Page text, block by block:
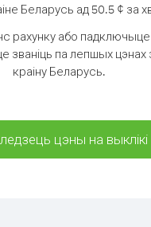
Беларусь ад 50.5 ¢ за
рахунку або
па лепшых цэнах
краіну Беларусь.
цэны на выклікі